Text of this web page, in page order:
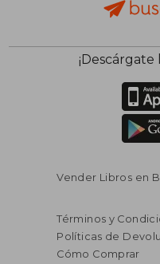
$
¡Descárgate
Vender Libros en
Términos y
Políticas de
Cómo Comprar